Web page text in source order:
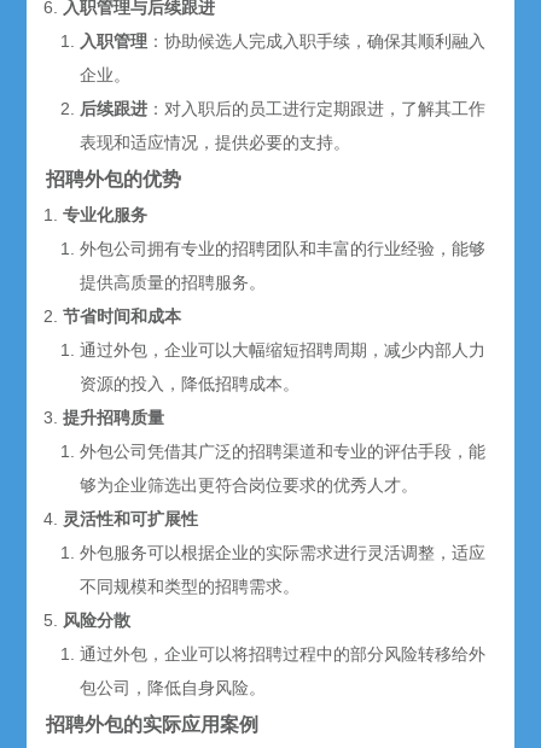
入职管理与后续跟进
入职管理 ：协助候选人完成入职手续，确保其顺利融入
企业。
后续跟进 ：对入职后的员工进行定期跟进，了解其工作
表现和适应情况，提供必要的支持。
招聘外包的优势
专业化服务
外包公司拥有专业的招聘团队和丰富的行业经验，能够
提供高质量的招聘服务。
节省时间和成本
通过外包，企业可以大幅缩短招聘周期，减少内部人力
资源的投入，降低招聘成本。
提升招聘质量
外包公司凭借其广泛的招聘渠道和专业的评估手段，能
够为企业筛选出更符合岗位要求的优秀人才。
灵活性和可扩展性
外包服务可以根据企业的实际需求进行灵活调整，适应
不同规模和类型的招聘需求。
风险分散
通过外包，企业可以将招聘过程中的部分风险转移给外
包公司，降低自身风险。
招聘外包的实际应用案例